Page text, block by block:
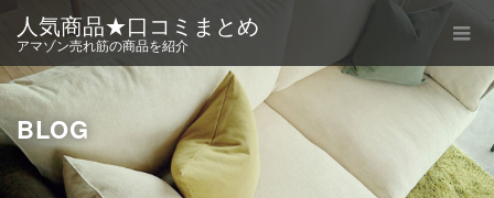
人気商品★口コミまとめ
アマゾン売れ筋の商品を紹介
BLOG